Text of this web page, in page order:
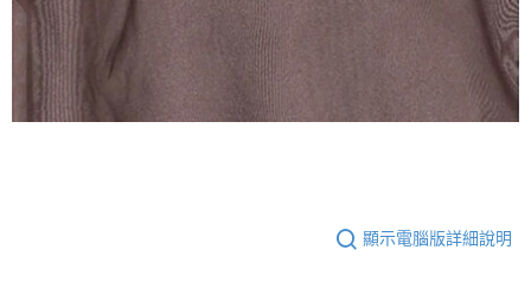
顯示電腦版詳細說明